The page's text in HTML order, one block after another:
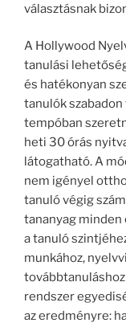
választásnak
A Hollywood
tanulási
és hatékonyan
tanulók
tempóban
heti 30 órás
látogatható. A
nem igényel
tanuló végig
tananyag
a tanuló
munkához,
rendszer
az eredményre: